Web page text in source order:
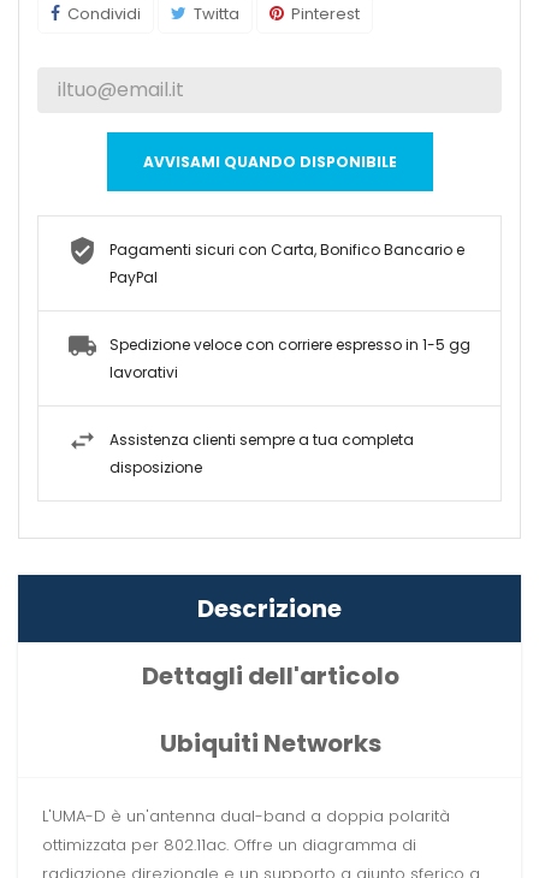
Condividi Twitta Pinterest
AVVISAMI QUANDO DISPONIBILE
Pagamenti sicuri con Carta, Bonifico Bancario e
PayPal
Spedizione veloce con corriere espresso in 1-5 gg
lavorativi
Assistenza clienti sempre a tua completa
disposizione
Descrizione
Dettagli dell'articolo
Ubiquiti Networks
L'UMA-D è un'antenna dual-band a doppia polarità
ottimizzata per 802.11ac. Offre un diagramma di